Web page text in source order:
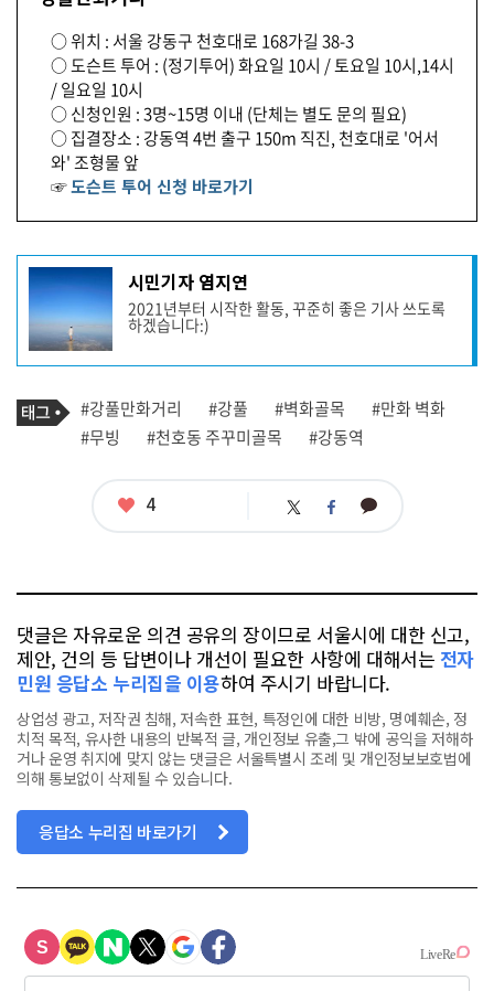
○ 위치 : 서울 강동구 천호대로 168가길 38-3
○ 도슨트 투어 : (정기투어) 화요일 10시 / 토요일 10시,14시
/ 일요일 10시
○ 신청인원 : 3명~15명 이내 (단체는 별도 문의 필요)
○ 집결장소 : 강동역 4번 출구 150m 직진, 천호대로 '어서
와' 조형물 앞
☞도슨트 투어 신청 바로가기
기
사
작
성
자
프
필
시민기자 염지연
2021년부터 시작한 활동, 꾸준히 좋은 기사 쓰도록
하겠습니다:)
기
사
관
련
태
그
#강풀만화거리 #강풀 #벽화골목
#만화 벽화
#무빙
#천호동 주꾸미골목 #강동역
좋
4 트 페 카
댓글은 자유로운 의견 공유의 장이므로 서울시에 대한 신고,
제안, 건의 등 답변이나 개선이 필요한 사항에 대해서는 전자
민원 응답소 누리집을 이용하여 주시기 바랍니다.
상업성 광고, 저작권 침해, 저속한 표현, 특정인에 대한 비방, 명예훼손, 정
치적 목적, 유사한 내용의 반복적 글, 개인정보 유출,그 밖에 공익을 저해하
거나 운영 취지에 맞지 않는 댓글은 서울특별시 조례 및 개인정보보호법에
의해 통보없이 삭제될 수 있습니다.
응답소 누리집 바로가기